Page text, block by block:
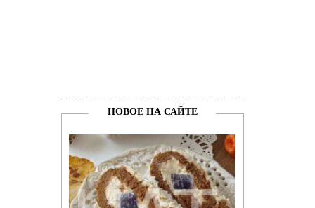
НОВОЕ НА САЙТЕ